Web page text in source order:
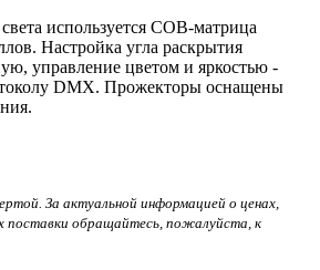
используется COB-матрица
Настройка угла раскрытия
управление цветом и яркостью -
DMX. Прожекторы оснащены
За актуальной информацией о ценах,
поставки обращайтесь, пожалуйста, к